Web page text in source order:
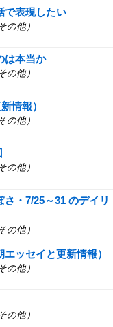
で表現したい
の他）
は本当か
の他）
情報）
の他）
の他）
・7/25～31 のデイリ
の他）
ッセイと更新情報）
の他）
の他）